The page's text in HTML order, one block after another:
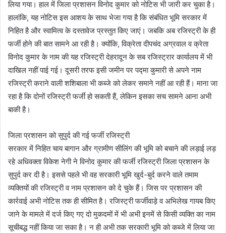
लिया गया। हाल में जिला प्रशासन विनोद कुमार को नोटिस भी जारी कर चुका है।
हालांकि, यह नोटिस इस आशय के साथ भेजा गया है कि संबंधित भूमि सरकार में
निहित है और स्वामित्व के दस्तावेज प्रस्तुत किए जाएं। जबकि अब रजिस्ट्री के ही
फर्जी होने की बात सामने आ रही है। क्योंकि, विक्रेता दीपचंद अग्रवाल व क्रेता
विनोद कुमार के नाम की यह रजिस्ट्री देहरादून के सब रजिस्ट्रार कार्यालय में भी
दाखिल नहीं पाई गई। दूसरी तरफ इसी जमीन पर पद्मा कुमारी से अपने नाम
रजिस्ट्री कराने वाली शशिबाला भी कब्जे को लेकर समाने नहीं आ रही हैं। माना जा
रहा है कि दोनों रजिस्ट्री फर्जी हो सकती हैं, लेकिन इसका सच सामने आना अभी
बाकी है।
जिला प्रशासन को सुपुर्द की गई फर्जी रजिस्ट्री
सरकार में निहित चाय बागान और ग्रामीण सीलिंग की भूमि को बचाने की लड़ाई लड़
रहे अधिवक्ता विकेश नेगी ने विनोद कुमार की फर्जी रजिस्ट्री जिला प्रशासन के
सुपुर्द कर दी है। इससे पहले भी वह सरकारी भूमि खुर्द-बुर्द करने वाले तमाम
व्यक्तियों की रजिस्ट्री व नाम प्रशासन को दे चुके हैं। जिस पर प्रशासन की
कार्रवाई अभी नोटिस तक ही सीमित है। रजिस्ट्री फर्जीवाड़े व अभिलेख गायब किए
जाने के मामले में दर्ज किए गए दो मुकदमों में भी अभी इनमें से किसी व्यक्ति का नाम
सूचीबद्ध नहीं किया जा सका है। न ही अभी तक सरकारी भूमि को कब्जे में लिया जा